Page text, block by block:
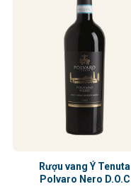
Rượu vang Ý Tenuta
Polvaro Nero D.O.C